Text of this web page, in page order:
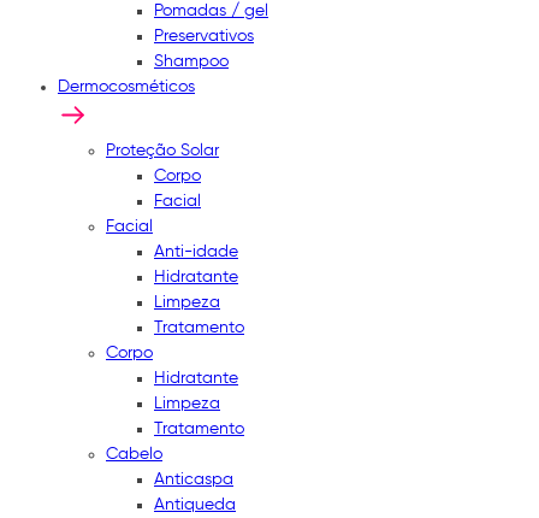
Pomadas / gel
Preservativos
Shampoo
Dermocosméticos
Proteção Solar
Corpo
Facial
Facial
Anti-idade
Hidratante
Limpeza
Tratamento
Corpo
Hidratante
Limpeza
Tratamento
Cabelo
Anticaspa
Antiqueda